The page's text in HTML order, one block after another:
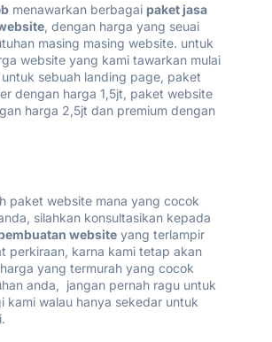
menawarkan berbagai paket jasa
, dengan harga yang seuai
masing masing website. untuk
website yang kami tawarkan mulai
sebuah landing page, paket
dengan harga 1,5jt, paket website
harga 2,5jt dan premium dengan
paket website mana yang cocok
silahkan konsultasikan kepada
website yang terlampir
perkiraan, karna kami tetap akan
yang termurah yang cocok
anda, jangan pernah ragu untuk
kami walau hanya sekedar untuk